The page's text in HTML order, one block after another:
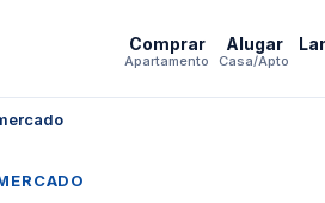
Comprar
Apartamento
Alugar
Casa/Apto